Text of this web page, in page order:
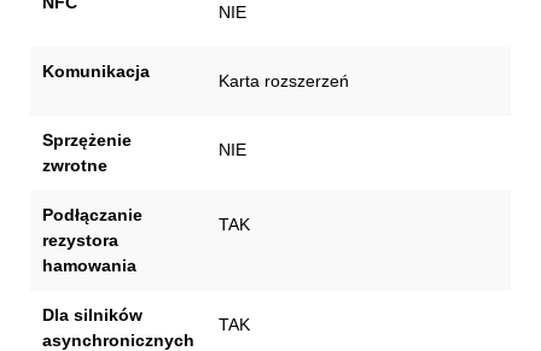
NIE
Komunikacja Karta rozszerzeń
Sprzężenie
zwrotne
NIE
Podłączanie
rezystora
hamowania
TAK
Dla silników
asynchronicznych
TAK